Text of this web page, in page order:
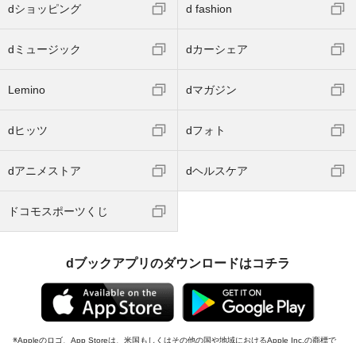
dショッピング d fashion
dミュージック dカーシェア
Lemino dマガジン
dヒッツ dフォト
dアニメストア dヘルスケア
ドコモスポーツくじ
dブックアプリのダウンロードはコチラ
Appleのロゴ、App Storeは、米国もしくはその他の国や地域におけるApple Inc.の商標で